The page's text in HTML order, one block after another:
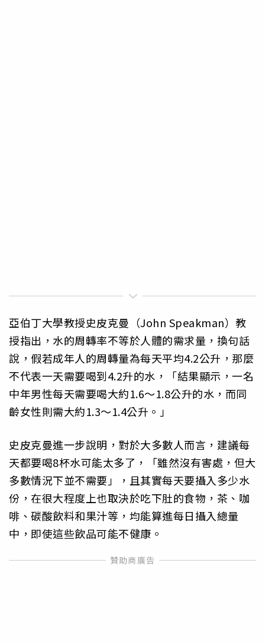
亞伯丁大學教授史皮克曼（John Speakman）教
授指出，水的周轉率不等於人體的需求量，換句話
說，假若成年人的周轉量為每天平均4.2公升，那麼
不代表一天需要喝到4.2升的水，「結果顯示，一名
中年男性每天需要喝大約1.6～1.8公升的水，而同
齡女性則需大約1.3～1.4公升。」
史皮克曼進一步說明，對於大多數人而言，建議每
天都要喝8杯水可能太多了，「雖然沒有害處，但大
多數情況下並不需要」，且其實每天要攝入多少水
份，在很大程度上也取決於吃下肚的食物，茶、咖
啡、碳酸飲料和果汁等，均能算進每日攝入總量
中，即使這些飲品可能不健康。